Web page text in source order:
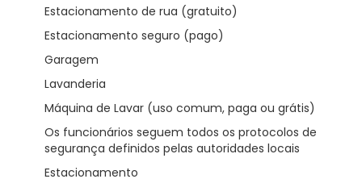
Estacionamento de rua (gratuito)
Estacionamento seguro (pago)
Garagem
Lavanderia
Máquina de Lavar (uso comum, paga ou grátis)
Os funcionários seguem todos os protocolos de
segurança definidos pelas autoridades locais
Estacionamento